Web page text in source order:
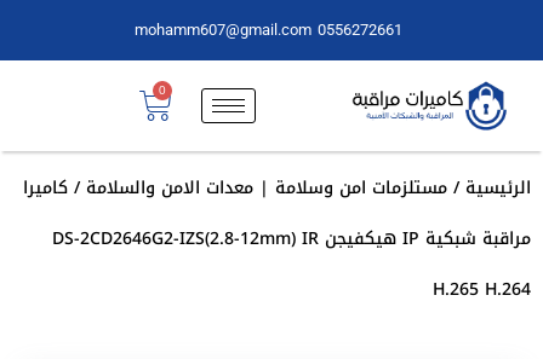
0556272661
mohamm607@gmail.com
0
الرئيسية/مستلزمات امن وسلامة | معدات الامن والسلامة/ كاميرا
مراقبة شبكية IP هيكفيجن DS-2CD2646G2-IZS(2.8-12mm) IR
H.265 H.264